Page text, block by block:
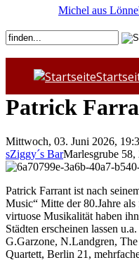
Patrick
Mittwoch, 03. Juni 2026,
sZiggy´s BarMarlesgrube 58,
Patrick Farrant ist nach
Music“ Mitte der 80.Jahre
virtuose Musikalität haben
Städten erscheinen lassen
G.Garzone, N.Landgren,
Quartett, Berlin 21,
Michel aus